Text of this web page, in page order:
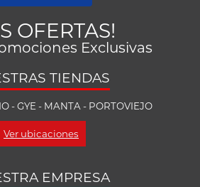
OFERTAS!
Exclusivas
TIENDAS
- GYE - MANTA - PORTOVIEJO
Ver ubicaciones
EMPRESA